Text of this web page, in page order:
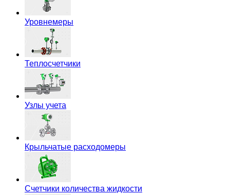
Уровнемеры
Теплосчетчики
Узлы учета
Крыльчатые расходомеры
Счетчики количества жидкости